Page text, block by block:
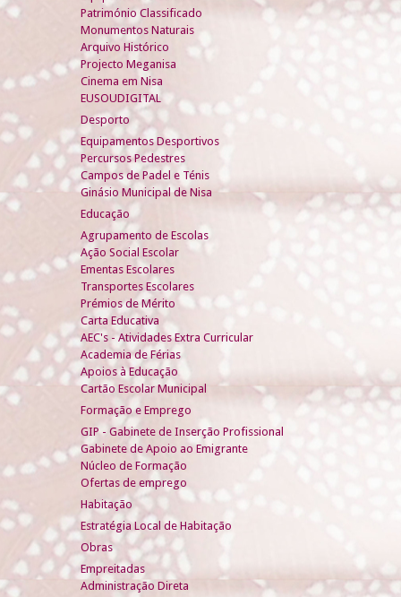
Património Classificado
Monumentos Naturais
Arquivo Histórico
Projecto Meganisa
Cinema em Nisa
EUSOUDIGITAL
Desporto
Equipamentos Desportivos
Percursos Pedestres
Campos de Padel e Ténis
Ginásio Municipal de Nisa
Educação
Agrupamento de Escolas
Ação Social Escolar
Ementas Escolares
Transportes Escolares
Prémios de Mérito
Carta Educativa
AEC's - Atividades Extra Curricular
Academia de Férias
Apoios à Educação
Cartão Escolar Municipal
Formação e Emprego
GIP - Gabinete de Inserção Profissional
Gabinete de Apoio ao Emigrante
Núcleo de Formação
Ofertas de emprego
Habitação
Estratégia Local de Habitação
Obras
Empreitadas
Administração Direta